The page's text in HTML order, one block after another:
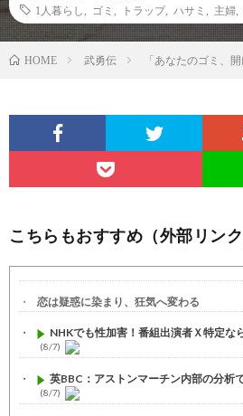
1人暮らし
ゴミ トラップ, ハサミ 主婦
HOME 武勇伝 「あなたのゴミ、
こちらもおすすめ（外部リンク
恋は疑惑に染まり、狂気へ変わる
NHKでも性加害！番組出演者Ｘ特定
(8/7)
英BBC：アストンマーチン内部の分析
(8/7)